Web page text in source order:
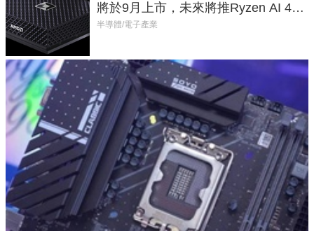
將於9月上市，未來將推Ryzen AI 400
Max系列處理器與對應升級版
半導體/電子產業